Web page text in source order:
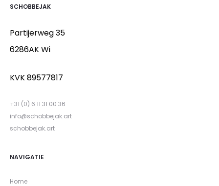
SCHOBBEJAK
Partijerweg 35
6286AK Wi
KVK 89577817
+31 (0) 6 11 31 00 36
info@schobbejak.art
schobbejak.art
NAVIGATIE
Home